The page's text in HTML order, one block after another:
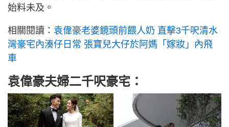
始料未及。
相關閱讀： 袁偉豪老婆鏡頭前餵人奶 直擊3千呎清水
灣豪宅內湊仔日常 張寶兒大仔於阿媽「嫁妝」內飛
車
袁偉豪夫婦二千呎豪宅：